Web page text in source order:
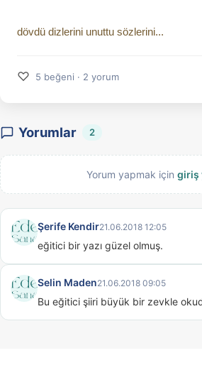
dövdü dizlerini unuttu sözlerini...
♡ 5 beğeni · 2 yorum
Yorumlar 2
Yorum yapmak için giriş
Şerife Kendir21.06.2018 12:05
eğitici bir yazı güzel olmuş.
Selin Maden21.06.2018 09:05
Bu eğitici şiiri büyük bir zevkle